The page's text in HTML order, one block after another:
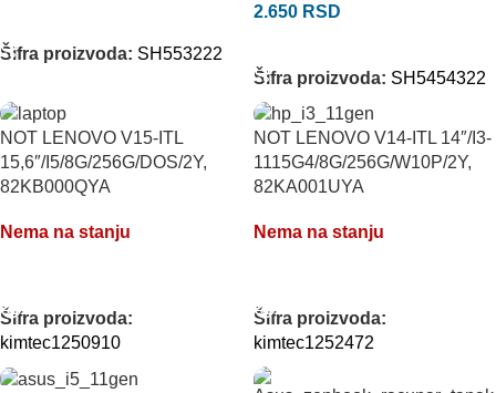
Šifra proizvoda: SH553222
2.650 RSD
Šifra proizvoda: SH5454322
NOT LENOVO V15-ITL
15,6″/I5/8G/256G/DOS/2Y,
82KB000QYA
Nema na stanju
Šifra proizvoda:
kimtec1250910
NOT LENOVO V14-ITL 14″/I3-
1115G4/8G/256G/W10P/2Y,
82KA001UYA
Nema na stanju
Šifra proizvoda:
kimtec1252472